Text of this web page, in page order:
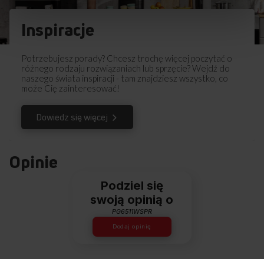
Inspiracje
Potrzebujesz porady? Chcesz trochę więcej poczytać o
różnego rodzaju rozwiązaniach lub sprzęcie? Wejdź do
naszego świata inspiracji - tam znajdziesz wszystko, co
może Cię zainteresować!
Dowiedz się więcej
Opinie
Podziel się
swoją opinią o
PG6511WSPR
Dodaj opinię